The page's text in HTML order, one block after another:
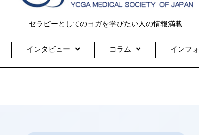
セラピーとしてのヨガを学びたい人の情報満載
インタビュー コラム インフォ